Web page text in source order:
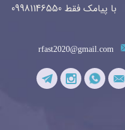
rfast2020@gmail.com
با پیامک فقط 09981146550